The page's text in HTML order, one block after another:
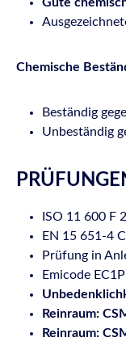
Chemische
Beständig
Unbeständig
ISO 11 600 F
EN 15 651-4
Prüfung in
Emicode
Reinraum:
Reinraum: